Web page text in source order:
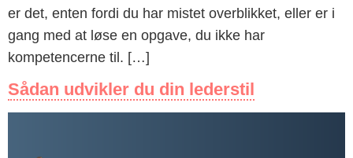
er det, enten fordi du har mistet overblikket, eller er i
gang med at løse en opgave, du ikke har
kompetencerne til. […]
Sådan udvikler du din lederstil